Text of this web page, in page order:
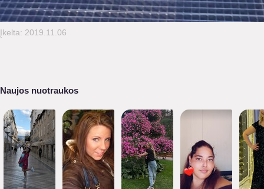
Įkelta: 2019.11.06
Naujos nuotraukos